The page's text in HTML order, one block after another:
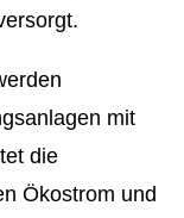
mit
die
Ökostrom und